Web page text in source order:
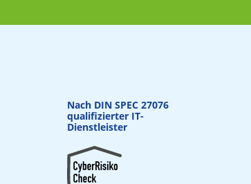
Nach DIN SPEC 27076
qualifizierter IT-
Dienstleister